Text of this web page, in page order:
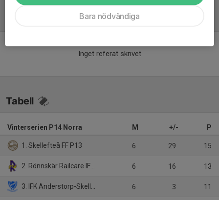
Inget referat skrivet
Tabell
Vinterserien P14 Norra M +/- P
1. Skellefteå FF P13 6 29 15
2. Rönnskär Railcare IF P11/12 6 16 13
3. IFK Anderstorp-Skellefteå P 12 6 3 11
Bara nödvändiga